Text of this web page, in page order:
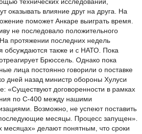
технических исследований,
оказывать влияние друг на друга. На
поможет Анкаре выиграть время.
не последовало положительного
протяжении последних недель
обсуждаются также и с НАТО. Пока
Брюссель. Однако пока
лица постоянно говорили о поставке
дней назад министр обороны Хулуси
«Существуют договоренности в рамках
по С-400 между нашими
Возможно, не успеют поставить
месяцы. Процесс запущен».
делают понятным, что сроки